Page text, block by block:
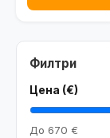
Филтри
Цена (€)
До 670 €